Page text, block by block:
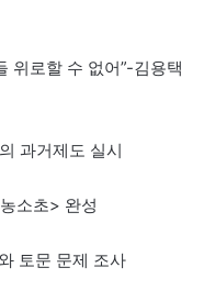
위로할 수 없어”-김용택
과거제도 실시
소초> 완성
토문 문제 조사